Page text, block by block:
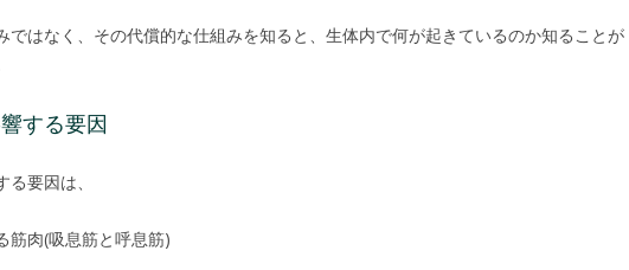
ではなく、その代償的な仕組みを知ると、生体内で何が起きているのか知ることが
する要因
要因は、
筋肉(吸息筋と呼息筋)